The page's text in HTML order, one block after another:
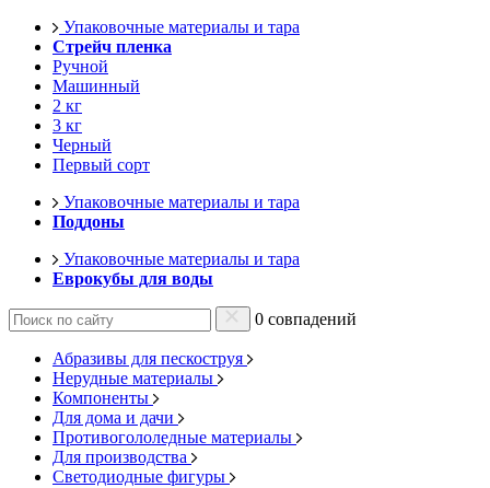
Упаковочные материалы и тара
Стрейч пленка
Ручной
Машинный
2 кг
3 кг
Черный
Первый сорт
Упаковочные материалы и тара
Поддоны
Упаковочные материалы и тара
Еврокубы для воды
0 совпадений
Абразивы для пескоструя
Нерудные материалы
Компоненты
Для дома и дачи
Противогололедные материалы
Для производства
Светодиодные фигуры